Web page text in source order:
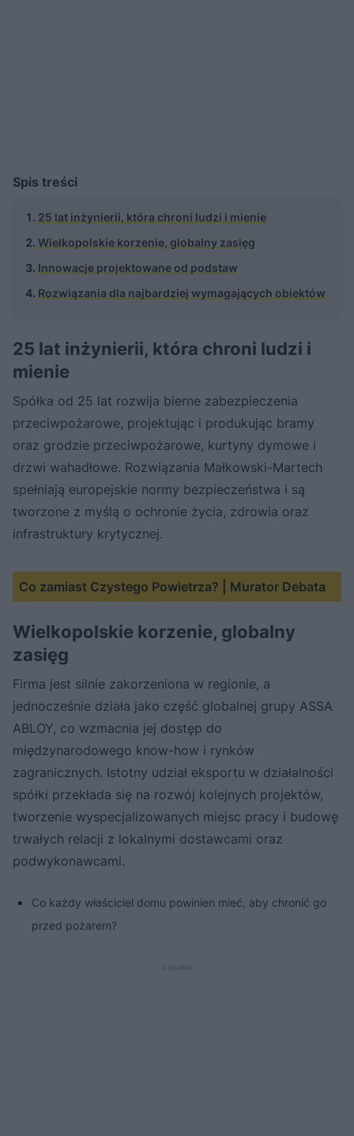
Spis treści
25 lat inżynierii, która chroni ludzi i mienie
Wielkopolskie korzenie, globalny zasięg
Innowacje projektowane od podstaw
Rozwiązania dla najbardziej wymagających obiektów
25 lat inżynierii, która chroni ludzi i
mienie
Spółka od 25 lat rozwija bierne zabezpieczenia
przeciwpożarowe, projektując i produkując bramy
oraz grodzie przeciwpożarowe, kurtyny dymowe i
drzwi wahadłowe. Rozwiązania Małkowski-Martech
spełniają europejskie normy bezpieczeństwa i są
tworzone z myślą o ochronie życia, zdrowia oraz
infrastruktury krytycznej.
Co zamiast Czystego Powietrza? | Murator Debata
Wielkopolskie korzenie, globalny
zasięg
Firma jest silnie zakorzeniona w regionie, a
jednocześnie działa jako część globalnej grupy ASSA
ABLOY, co wzmacnia jej dostęp do
międzynarodowego know-how i rynków
zagranicznych. Istotny udział eksportu w działalności
spółki przekłada się na rozwój kolejnych projektów,
tworzenie wyspecjalizowanych miejsc pracy i budowę
trwałych relacji z lokalnymi dostawcami oraz
podwykonawcami.
Co każdy właściciel domu powinien mieć, aby chronić go
przed pożarem?